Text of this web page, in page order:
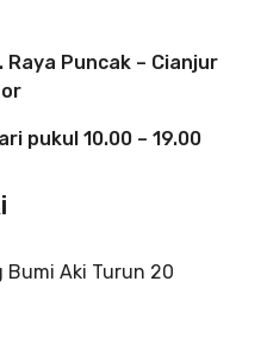
Puncak – Cianjur
pukul 10.00 – 19.00